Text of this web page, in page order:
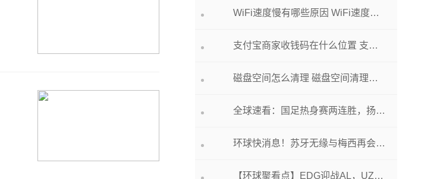
WiFi速度慢有哪些原因 WiFi速度慢解决方法介绍 wifi比较慢怎么办?_环球信息
支付宝商家收钱码在什么位置 支付宝商家收钱码位置介绍 支付宝商家收款码在什么地方
磁盘空间怎么清理 磁盘空间清理方法 磁盘清理教程
全球速看：国足热身赛两连胜，扬科维奇“月考”过关仍有隐忧
环球快消息！苏牙无缘与梅西再会？格雷米奥将在解约合同加“反迈阿密条款”
【环球聚看点】EDG迎战AL，UZI再首发！BLG再迎强敌LNG